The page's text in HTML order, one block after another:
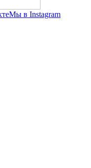
Мы в Instagram